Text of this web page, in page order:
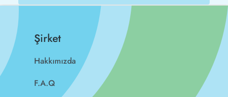
Şirket
Hakkımızda
F.A.Q